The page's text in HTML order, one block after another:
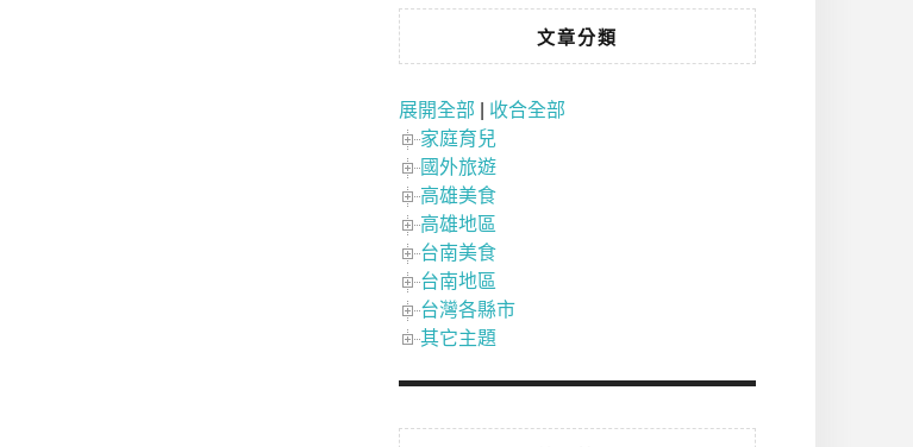
文章分類
展開全部
收合全部
家庭育兒
國外旅遊
高雄美食
高雄地區
台南美食
台南地區
台灣各縣市
其它主題